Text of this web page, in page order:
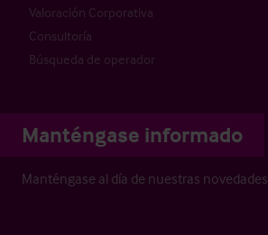
Valoración Corporativa
Consultoría
Búsqueda de operador
Manténgase informado
Manténgase al día de nuestras novedades